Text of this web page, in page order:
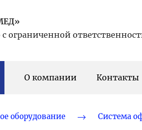
ограниченной
О компании Контакты
оборудование Система